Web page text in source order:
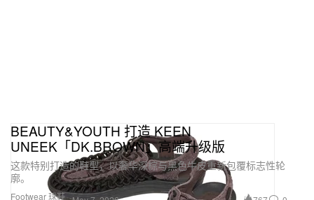
Footwear 球鞋
BEAUTY&YOUTH 打造 KEEN
UNEEK「DK.BROWN」高端升级版
这款特别打造的鞋型，以奢华深棕与黑色牛皮重新包覆标志性轮
廓。